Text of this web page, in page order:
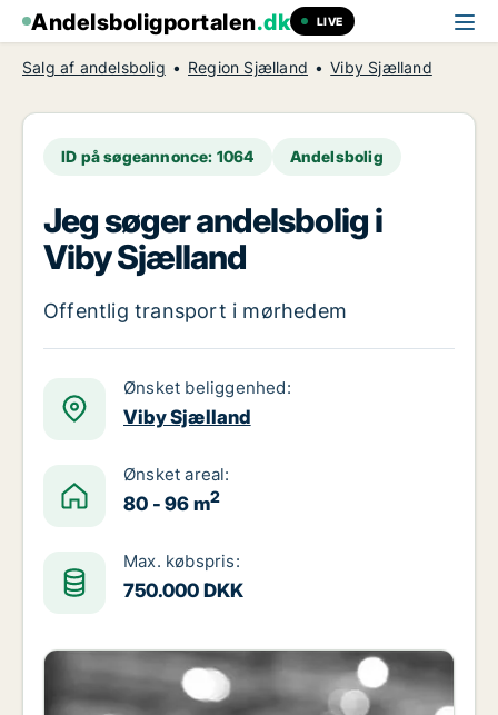
Andelsboligportalen.dk LIVE
Salg af andelsbolig Region Sjælland Viby Sjælland
ID på søgeannonce: 1064 Andelsbolig
Jeg søger andelsbolig i
Viby Sjælland
Offentlig transport i mørhedem
Ønsket beliggenhed:
Viby Sjælland
Ønsket areal:
80 - 96 m2
Max. købspris:
750.000 DKK